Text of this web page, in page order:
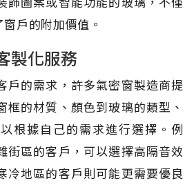
戶的附加價值。
製化服務
戶的需求，許多氣密窗製造商提
框的材質、顏色到玻璃的類型、
根據自己的需求進行選擇。例
街區的客戶，可以選擇高隔音效
冷地區的客戶則可能更需要優良